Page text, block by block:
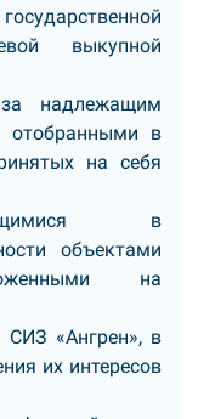
выкупной
за надлежащим
отобранными в
на себя
в
объектами
на
СИЗ «Ангрен», в
их интересов